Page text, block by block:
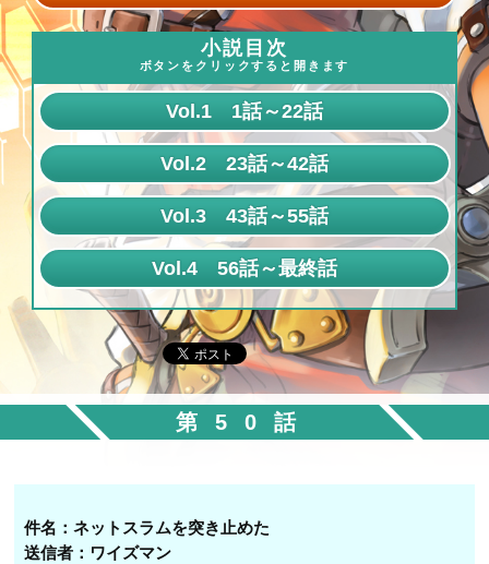
小説目次
ボタンをクリックすると開きます
Vol.1 1話～22話
第1話
第2話
第3話
第4話
第5話
第6話
第7話
第8話
第10話
Vol.2 23話～42話
第23話
第24話
第25話
第26話
第27話
第28話
第29話
第30話
第31話
Vol.3 43話～55話
第43話
第44話
第45話
第46話
第47話
第50話
Vol.4 56話～最終話
第56話
第57話
第58話
第59話
第50話
件名：ネットスラムを突き止めた
送信者：ワイズマン